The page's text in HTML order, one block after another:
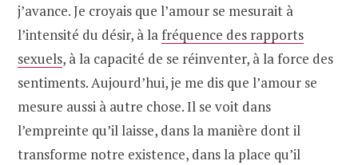
j’avance. Je croyais que l’amour se mesurait à
l’intensité du désir, à lafréquence des rapports
sexuels, à la capacité de se réinventer, à la force des
sentiments. Aujourd’hui, je me dis que l’amour se
mesure aussi à autre chose. Il se voit dans
l’empreinte qu’il laisse, dans la manière dont il
transforme notre existence, dans la place qu’il